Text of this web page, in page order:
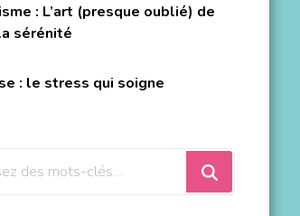
: L’art (presque oublié) de
sérénité
: le stress qui soigne